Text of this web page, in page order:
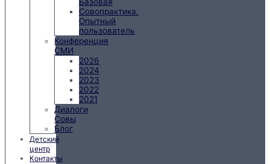
Базовая
Совопрактика.
Опытный
пользователь
Конференция
СМИ
2026
2024
2023
2022
2021
Диалоги
Совы
Блог
Детский
центр
Контакты